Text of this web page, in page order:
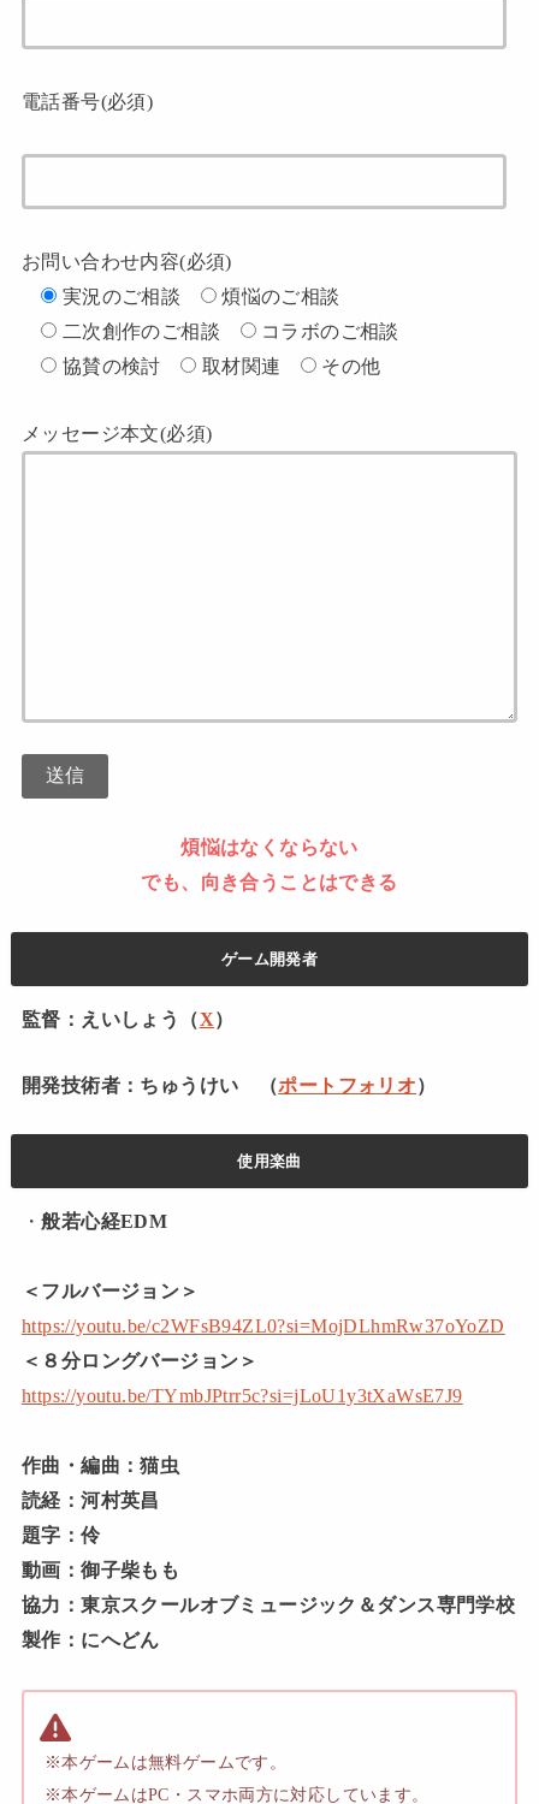
電話番号(必須)
お問い合わせ内容(必須)
実況のご相談
煩悩のご相談
二次創作のご相談
コラボのご相談
協賛の検討
取材関連 その他
メッセージ本文(必須)
煩悩はなくならない
でも、向き合うことはできる
ゲーム開発者
監督：えいしょう（X）
開発技術者：ちゅうけい （ポートフォリオ）
使用楽曲
・般若心経EDM
＜フルバージョン＞
https://youtu.be/c2WFsB94ZL0?si=MojDLhmRw37oYoZD
＜８分ロングバージョン＞
https://youtu.be/TYmbJPtrr5c?si=jLoU1y3tXaWsE7J9
作曲・編曲：猫虫
読経：河村英昌
題字：伶
動画：御子柴もも
協力：東京スクールオブミュージック＆ダンス専門学校
製作：にへどん
※本ゲームは無料ゲームです。
※本ゲームはPC・スマホ両方に対応しています。